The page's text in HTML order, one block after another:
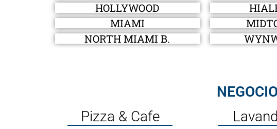
HOLLYWOOD
MIAMI
NORTH MIAMI B.
Pizza & Cafe